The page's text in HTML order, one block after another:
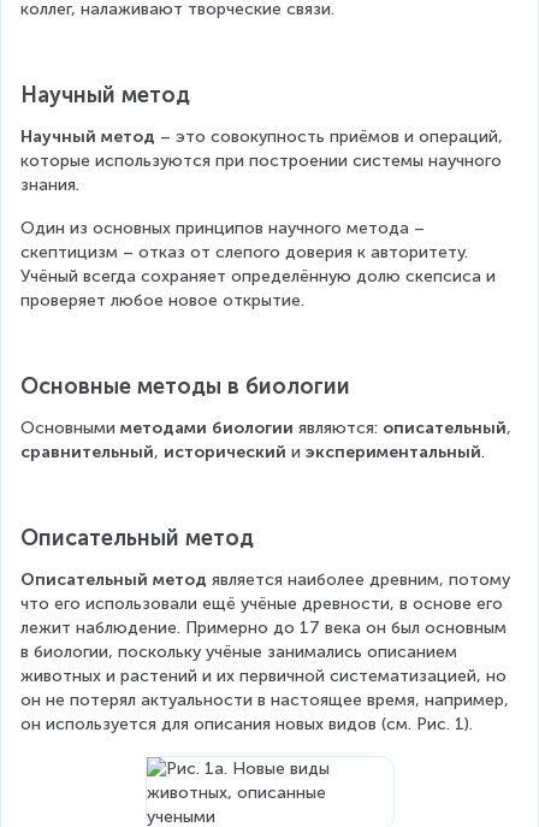
коллег, налаживают творческие связи.
Научный метод
Научный метод – это совокупность приёмов и операций,
которые используются при построении системы научного
знания.
Один из основных принципов научного метода –
скептицизм – отказ от слепого доверия к авторитету.
Учёный всегда сохраняет определённую долю скепсиса и
проверяет любое новое открытие.
Основные методы в биологии
Основными методами биологии являются: описательный,
сравнительный, исторический и экспериментальный.
Описательный метод
Описательный метод является наиболее древним, потому
что его использовали ещё учёные древности, в основе его
лежит наблюдение. Примерно до 17 века он был основным
в биологии, поскольку учёные занимались описанием
животных и растений и их первичной систематизацией, но
он не потерял актуальности в настоящее время, например,
он используется для описания новых видов (см. Рис. 1).